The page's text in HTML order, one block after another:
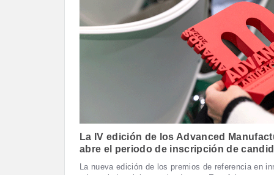
La IV edición de los Advanced
abre el periodo de inscripción de
La nueva edición de los premios de referencia en